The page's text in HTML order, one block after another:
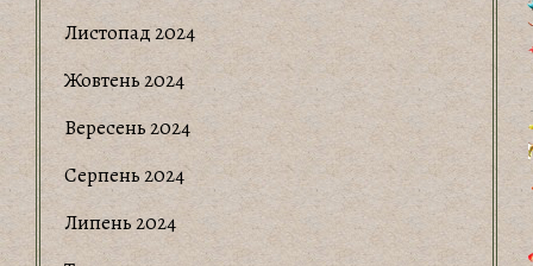
Листопад 2024
Жовтень 2024
Вересень 2024
Серпень 2024
Липень 2024